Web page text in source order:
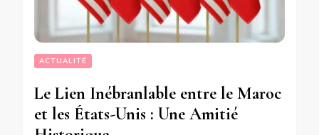
ACTUALITÉ
Le Lien Inébranlable entre le Maroc
et les États-Unis : Une Amitié